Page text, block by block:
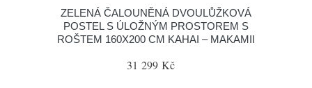
ZELENÁ ČALOUNĚNÁ DVOULŮŽKOVÁ
POSTEL S ÚLOŽNÝM PROSTOREM S
ROŠTEM 160X200 CM KAHAI – MAKAMII
31 299 Kč